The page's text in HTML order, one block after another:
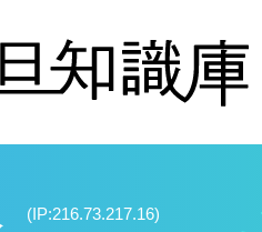
(IP:216.73.217.16)